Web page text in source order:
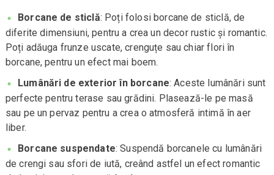
Borcane de sticlă: Poți folosi borcane de sticlă, de
diferite dimensiuni, pentru a crea un decor rustic și romantic.
Poți adăuga frunze uscate, crenguțe sau chiar flori în
borcane, pentru un efect mai boem.
Lumânări de exterior în borcane: Aceste lumânări sunt
perfecte pentru terase sau grădini. Plasează-le pe masă
sau pe un pervaz pentru a crea o atmosferă intimă în aer
liber.
Borcane suspendate: Suspendă borcanele cu lumânări
de crengi sau sfori de iută, creând astfel un efect romantic